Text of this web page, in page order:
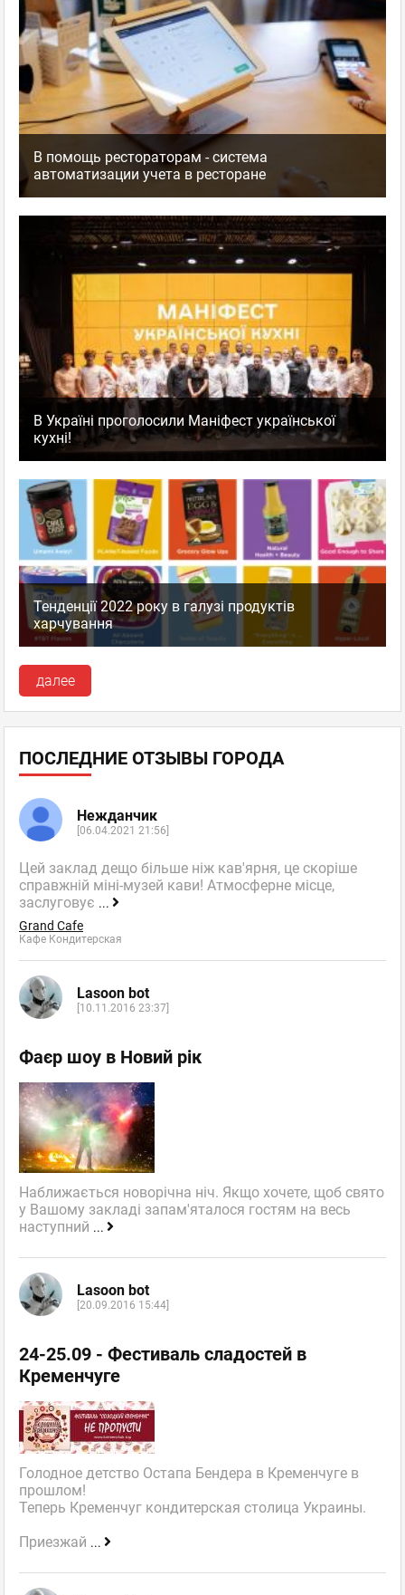
В помощь рестораторам - система
автоматизации учета в ресторане
В Україні проголосили Маніфест української
кухні!
Тенденції 2022 року в галузі продуктів
харчування
далее
ПОСЛЕДНИЕ ОТЗЫВЫ ГОРОДА
Нежданчик
[06.04.2021 21:56]
Цей заклад дещо більше ніж кав'ярня, це скоріше
справжній міні-музей кави! Атмосферне місце,
заслуговує ...
Grand Cafe
Кафе Кондитерская
Lasoon bot
[10.11.2016 23:37]
Фаєр шоу в Новий рік
Наближається новорічна ніч. Якщо хочете, щоб свято
у Вашому закладі запам'яталося гостям на весь
наступний ...
Lasoon bot
[20.09.2016 15:44]
24-25.09 - Фестиваль сладостей в
Кременчуге
Голодное детство Остапа Бендера в Кременчуге в
прошлом!
Теперь Кременчуг кондитерская столица Украины.
Приезжай ...